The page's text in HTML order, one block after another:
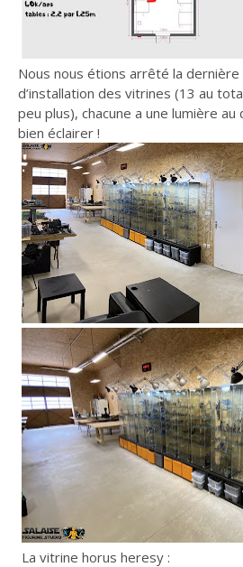
Nous nous étions arrêté la
d’installation des vitrines (13 au
peu plus), chacune a une lumière
bien éclairer !
La vitrine horus heresy :